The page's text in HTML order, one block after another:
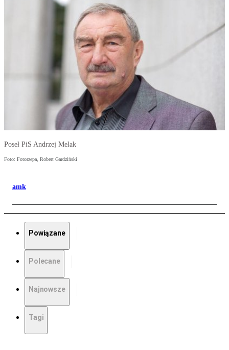
Poseł PiS Andrzej Melak
Foto: Fotorzepa, Robert Gardziński
amk
Powiązane
Polecane
Najnowsze
Tagi